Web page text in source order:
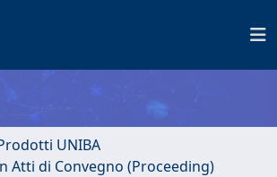
UNIBA
Atti di Convegno (Proceeding)